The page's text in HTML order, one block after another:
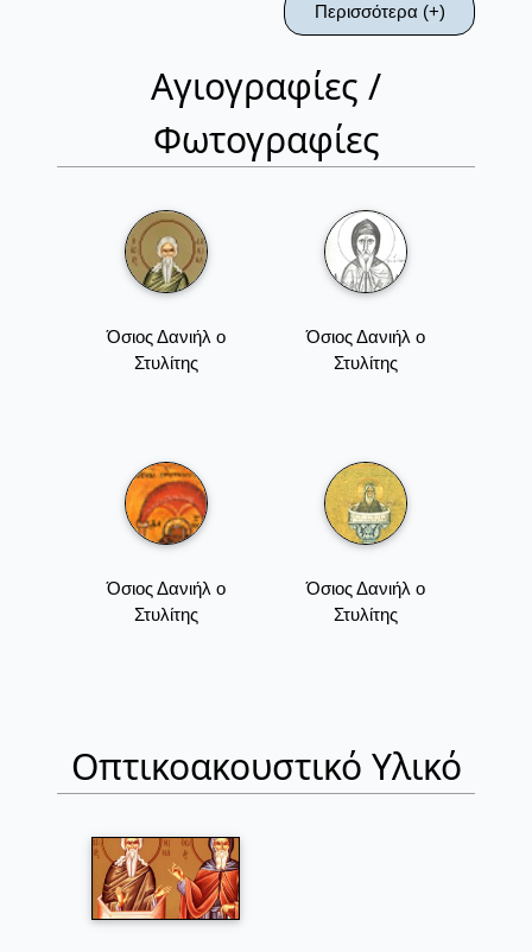
Περισσότερα (+)
Αγιογραφίες /
Φωτογραφίες
Όσιος Δανιήλ ο
Στυλίτης
Όσιος Δανιήλ ο
Στυλίτης
Όσιος Δανιήλ ο
Στυλίτης
Όσιος Δανιήλ ο
Στυλίτης
Οπτικοακουστικό Υλικό